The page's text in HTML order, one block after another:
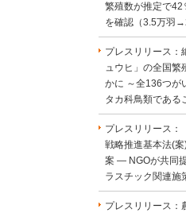
繁殖数が推定で42
を確認（3.5万羽
プレスリリース：
ュウヒ」の全国繁
かに ～全136つが
タカ科鳥類である
プレスリリース：
戦略推進基本法(
案 ― NGOが共同
ラスチック関連
プレスリリース：